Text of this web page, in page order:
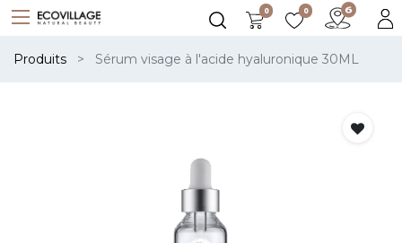
0 0
Produits Sérum visage à l'acide hyaluronique 30ML